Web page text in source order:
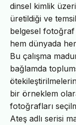
dinsel kimlik
üretildiği ve
belgesel fotoğraf
hem dünyada
Bu çalışma
bağlamda
bir örneklem
fotoğrafları
Ateş adlı serisi